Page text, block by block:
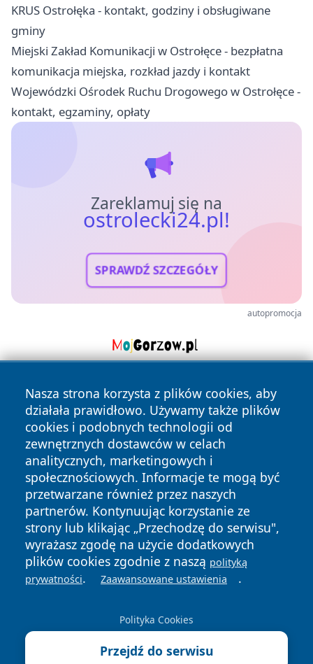
KRUS Ostrołęka - kontakt, godziny i obsługiwane
gminy
Miejski Zakład Komunikacji w Ostrołęce - bezpłatna
komunikacja miejska, rozkład jazdy i kontakt
Wojewódzki Ośrodek Ruchu Drogowego w Ostrołęce -
kontakt, egzaminy, opłaty
Zareklamuj się na
ostrolecki24.pl!
SPRAWDŹ SZCZEGÓŁY
autopromocja
Nasza strona korzysta z plików cookies, aby
działała prawidłowo. Używamy także plików
cookies i podobnych technologii od
zewnętrznych dostawców w celach
analitycznych, marketingowych i
społecznościowych. Informacje te mogą być
przetwarzane również przez naszych
partnerów. Kontynuując korzystanie ze
strony lub klikając „Przechodzę do serwisu",
wyrażasz zgodę na użycie dodatkowych
plików cookies zgodnie z naszą polityką
prywatności. Zaawansowane ustawienia .
Polityka Cookies
Przejdź do serwisu
Copyright © 2026 ostrolecki24.pl Wszystkie prawa
zastrzeżone.
News Autorzy
Polityka
Prywatności
Polityka
Cookies